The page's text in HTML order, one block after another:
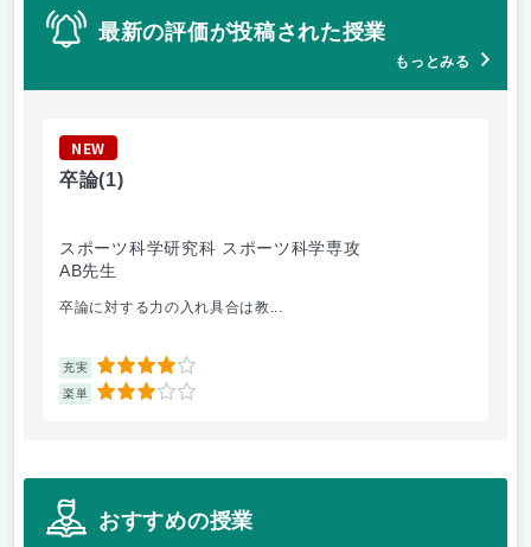
最新の評価が投稿された授業
もっとみる
NEW
卒論(1)
スポーツ科学研究科 スポーツ科学専攻
AB先生
卒論に対する力の入れ具合は教...
充実 4
楽単 3
おすすめの授業